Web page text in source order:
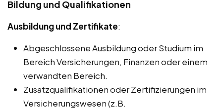
Bildung und Qualifikationen
Ausbildung und Zertifikate:
Abgeschlossene Ausbildung oder Studium im
Bereich Versicherungen, Finanzen oder einem
verwandten Bereich.
Zusatzqualifikationen oder Zertifizierungen im
Versicherungswesen (z.B.